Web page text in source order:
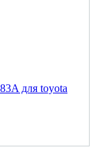
для toyota